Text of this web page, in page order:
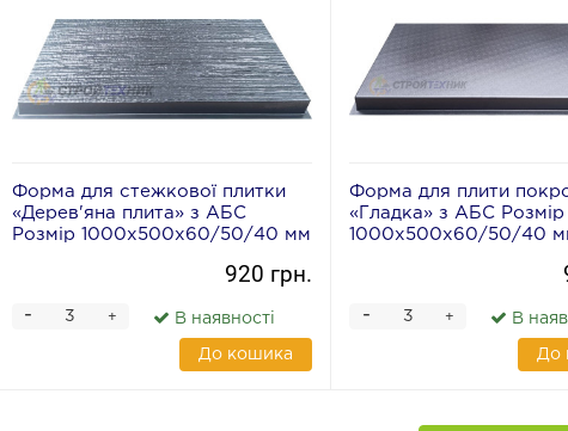
Форма для стежкової плитки
«Дерев'яна плита» з АБС
Розмір 1000х500х60/50/40 мм
920 грн.
+
- В наявності
До кошика
Форма для плити
«Гладка» з АБС Розмір
1000х500х60/50/40
+
- В
До